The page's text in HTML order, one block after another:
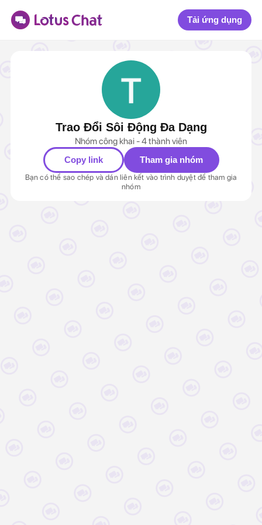
Tải ứng dụng
Trao Đổi Sôi Động Đa Dạng
Nhóm công khai - 4 thành viên
Copy link Tham gia nhóm
Bạn có thể sao chép và dán liên kết vào trình duyệt để tham gia
nhóm